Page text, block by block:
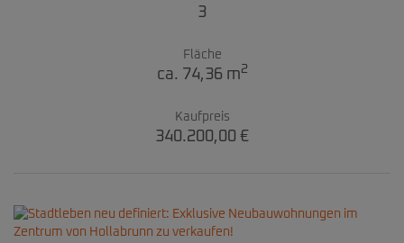
3
Fläche
ca. 74,36 m2
Kaufpreis
340.200,00 €